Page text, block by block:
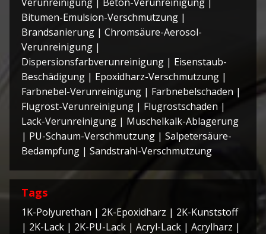
Bitumen-Emulsion-Verschmutzung |
Brandsanierung | Chromsäure-Aerosol-
Verunreinigung |
Dispersionsfarbverunreinigung | Eisenstaub-
Beschädigung | Epoxidharz-Verschmutzung |
Farbnebel-Verunreinigung | Farbnebelschaden |
Flugrost-Verunreinigung | Flugrostschaden |
Lack-Verunreinigung | Muschelkalk-Ablagerung
| PU-Schaum-Verschmutzung | Salpetersäure-
Bedampfung | Sandstrahl-Verschmutzung
Tags
1K-Polyurethan | 2K-Epoxidharz | 2K-Kunststoff
| 2K-Lack | 2K-PU-Lack | Acryl-Lack | Acrylharz |